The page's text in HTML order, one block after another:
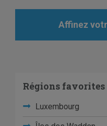
Affinez
Régions favorites
Luxembourg